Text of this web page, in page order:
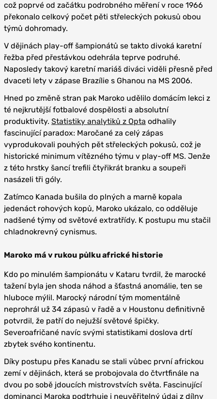
což poprvé od začátku podrobného měření v roce 1966
překonalo celkový počet pěti střeleckých pokusů obou
týmů dohromady.
V dějinách play-off šampionátů se takto divoká karetní
řežba před přestávkou odehrála teprve podruhé.
Naposledy takový karetní mariáš diváci viděli přesně před
dvaceti lety v zápase Brazílie s Ghanou na MS 2006.
Hned po změně stran pak Maroko udělilo domácím lekci z
té nejkrutější fotbalové dospělosti a absolutní
produktivity. Statistiky analytiků z Opta odhalily
fascinující paradox: Maročané za celý zápas
vyprodukovali pouhých pět střeleckých pokusů, což je
historické minimum vítězného týmu v play-off MS. Jenže
z této hrstky šancí trefili čtyřikrát branku a soupeři
nasázeli tři góly.
Zatímco Kanada bušila do plných a marně kopala
jedenáct rohových kopů, Maroko ukázalo, co odděluje
nadšené týmy od světové extratřídy. K postupu mu stačil
chladnokrevný cynismus.
Maroko má v rukou půlku africké historie
Kdo po minulém šampionátu v Kataru tvrdil, že marocké
tažení byla jen shoda náhod a šťastná anomálie, ten se
hluboce mýlil. Marocký národní tým momentálně
neprohrál už 34 zápasů v řadě a v Houstonu definitivně
potvrdil, že patří do nejužší světové špičky.
Severoafričané navíc svými statistikami doslova drtí
zbytek svého kontinentu.
Díky postupu přes Kanadu se stali vůbec první africkou
zemí v dějinách, která se probojovala do čtvrtfinále na
dvou po sobě jdoucích mistrovstvích světa. Fascinující
dominanci Maroka podtrhuje i neuvěřitelný údaj z dílny